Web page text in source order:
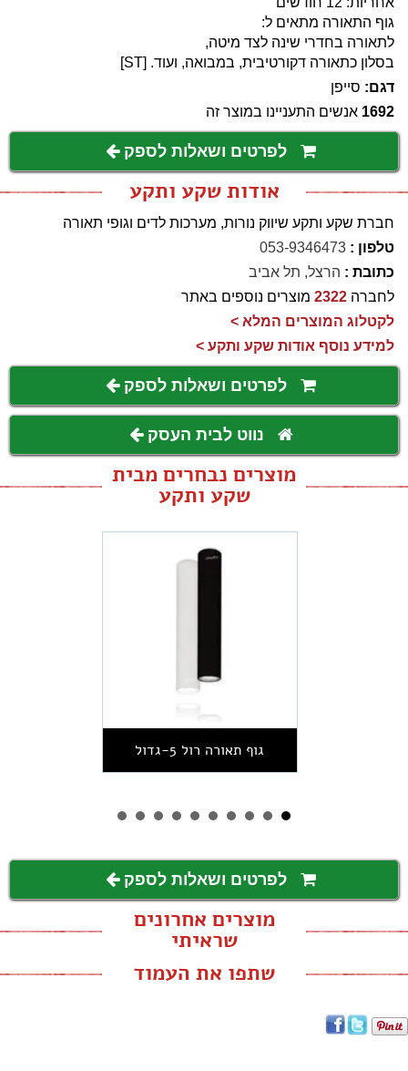
גוף התאורה מתאים ל:
לתאורה בחדרי שינה לצד מיטה,
בסלון כתאורה דקורטיבית, במבואה, ועוד. [ST]
דגם: סייפן
1692 אנשים התעניינו במוצר זה
לפרטים ושאלות לספק
אודות שקע ותקע
חברת שקע ותקע שיווק נורות, מערכות לדים וגופי תאורה
טלפון : 053-9346473
כתובת : הרצל, תל אביב
לחברה 2322 מוצרים נוספים באתר
לקטלוג המוצרים המלא >
למידע נוסף אודות שקע ותקע >
לפרטים ושאלות לספק
נווט לבית העסק
מוצרים נבחרים מבית
שקע ותקע
גוף תאורה רול 5-גדול
לפרטים ושאלות לספק
מוצרים אחרונים
שראיתי
שתפו את העמוד